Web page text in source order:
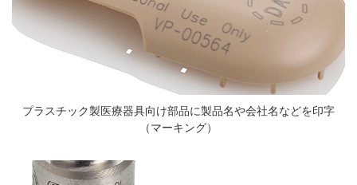
プラスチック製医療器具向け部品に製品名や会社名などを印字
（マーキング）